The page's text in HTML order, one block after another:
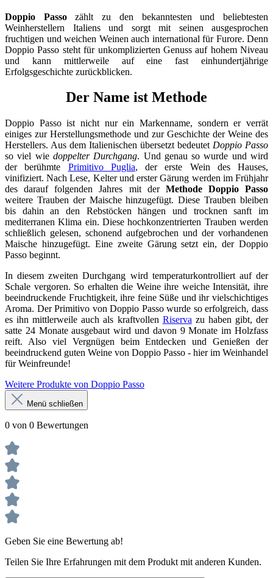
Doppio Passozählt zu den bekanntesten und beliebtesten
Weinherstellern Italiens und sorgt mit seinen ausgesprochen
fruchtigen und weichen Weinen auch international für Furore. Denn
Doppio Passo steht für unkomplizierten Genuss auf hohem Niveau
und kann mittlerweile auf eine fast einhundertjährige
Erfolgsgeschichte zurückblicken.
Der Name ist Methode
Doppio Passo ist nicht nur ein Markenname, sondern er verrät
einiges zur Herstellungsmethode und zur Geschichte der Weine des
Herstellers. Aus dem Italienischen übersetzt bedeutet Doppio Passo
so viel wie doppelter Durchgang. Und genau so wurde und wird
der berühmte Primitivo Puglia, der erste Wein des Hauses,
vinifiziert. Nach Lese, Kelter und erster Gärung werden im Frühjahr
des darauf folgenden Jahres mit der Methode Doppio Passo
weitere Trauben der Maische hinzugefügt. Diese Trauben bleiben
bis dahin an den Rebstöcken hängen und trocknen sanft im
mediterranen Klima ein. Diese hochkonzentrierten Trauben werden
schließlich gelesen, schonend aufgebrochen und der vorhandenen
Maische hinzugefügt. Eine zweite Gärung setzt ein, der Doppio
Passo beginnt.
In diesem zweiten Durchgang wird temperaturkontrolliert auf der
Schale vergoren. So erhalten die Weine ihre weiche Intensität, ihre
beeindruckende Fruchtigkeit, ihre feine Süße und ihr vielschichtiges
Aroma. Der Primitivo von Doppio Passo wurde so erfolgreich, dass
es ihn mittlerweile auch als kraftvollen Riserva zu haben gibt, der
satte 24 Monate ausgebaut wird und davon 9 Monate im Holzfass
reift. Also viel Vergnügen beim Entdecken und Genießen der
beeindruckend guten Weine von Doppio Passo - hier im Weinhandel
für Weinfreunde!
Weitere Produkte von Doppio Passo
Menü schließen
0 von 0 Bewertungen
Geben Sie eine Bewertung ab!
Teilen Sie Ihre Erfahrungen mit dem Produkt mit anderen Kunden.